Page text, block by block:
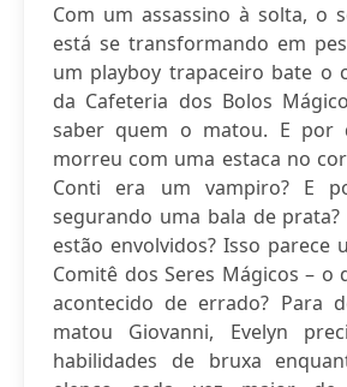
Com um assassino à solta, o
está se transformando em
um playboy trapaceiro bate o
da Cafeteria dos Bolos
saber quem o matou. E por
morreu com uma estaca no
Conti era um vampiro? E
segurando uma bala de prata?
estão envolvidos? Isso parece
Comitê dos Seres Mágicos – o
acontecido de errado? Para
matou Giovanni, Evelyn
habilidades de bruxa